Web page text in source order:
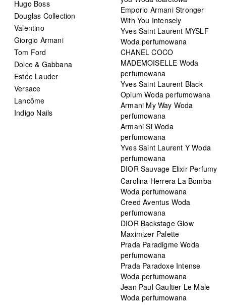
Hugo Boss
Douglas Collection
Valentino
Giorgio Armani
Tom Ford
Dolce & Gabbana
Estée Lauder
Versace
Lancôme
Indigo Nails
Emporio Armani Stronger
With You Intensely
Yves Saint Laurent MYSLF
Woda perfumowana
CHANEL COCO
MADEMOISELLE Woda
perfumowana
Yves Saint Laurent Black
Opium Woda perfumowana
Armani My Way Woda
perfumowana
Armani Si Woda
perfumowana
Yves Saint Laurent Y Woda
perfumowana
DIOR Sauvage Elixir Perfumy
Carolina Herrera La Bomba
Woda perfumowana
Creed Aventus Woda
perfumowana
DIOR Backstage Glow
Maximizer Palette
Prada Paradigme Woda
perfumowana
Prada Paradoxe Intense
Woda perfumowana
Jean Paul Gaultier Le Male
Woda perfumowana